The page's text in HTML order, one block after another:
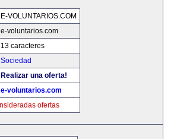
E-VOLUNTARIOS.COM
e-voluntarios.com
13 caracteres
Sociedad
Realizar una oferta!
e-voluntarios.com
ofertas